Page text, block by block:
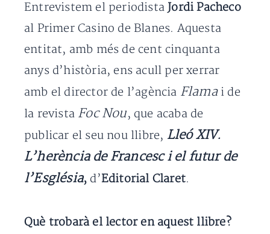
Entrevistem el periodista Jordi Pacheco
al Primer Casino de Blanes. Aquesta
entitat, amb més de cent cinquanta
anys d’història, ens acull per xerrar
amb el director de l’agència Flamai de
la revista Foc Nou, que acaba de
publicar el seu nou llibre, Lleó XIV.
L’herència de Francesc i el futur de
l’Església, d’Editorial Claret.
Què trobarà el lector en aquest llibre?